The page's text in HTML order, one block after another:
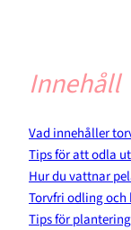
Innehåll
Vad innehåller
Tips för att odla
Hur du vattnar
Torvfri odling och
Tips för